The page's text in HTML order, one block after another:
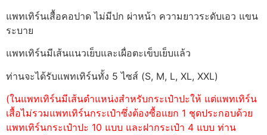
แพทเทิร์นเสื้อคอปาด ไม่มีปก ผ่าหน้า ความยาวระดับเอว แขน
ระบาย
แพทเทิร์นมีเส้นแนวเย็บและเผื่อตะเข็บเย็บแล้ว
ท่านจะได้รับแพทเทิร์นทั้ง 5 ไซส์ (S, M, L, XL, XXL)
(ในแพทเทิร์นมีเส้นตำแหน่งสำหรับกระเป๋าปะให้ แต่แพทเทิร์น
เสื้อไม่รวมแพทเทิร์นกระเป๋าซึ่งต้องซื้อแยก 1 ชุดประกอบด้วย
แพทเทิร์นกระเป๋าปะ 10 แบบ และฝากระเป๋า 4 แบบ ท่าน